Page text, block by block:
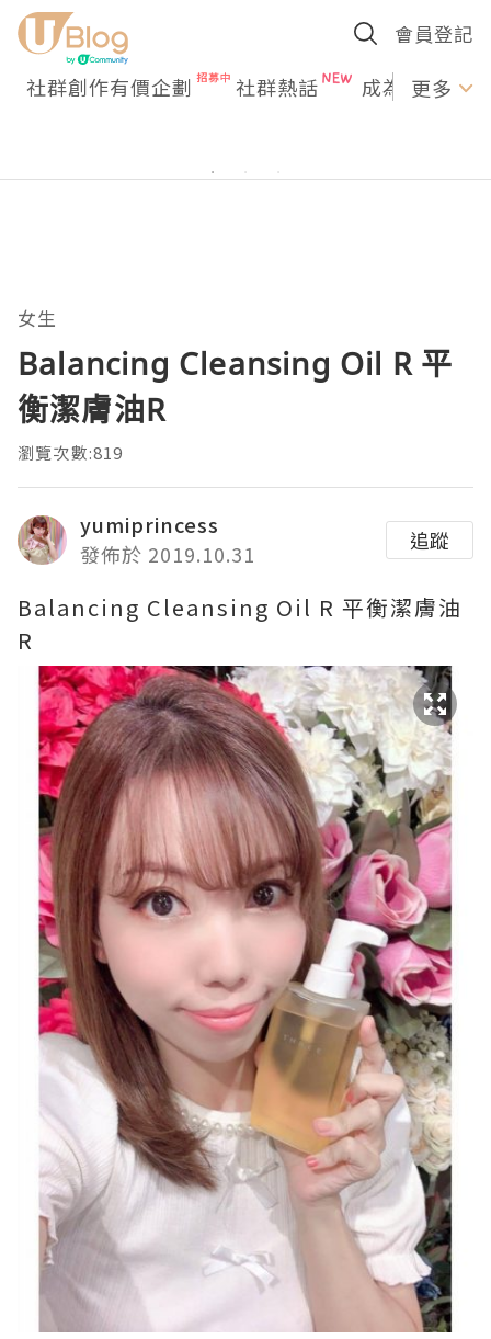
會員登記
社群創作有價企劃 社群熱話 成為U更多
女生
Balancing Cleansing Oil R 平
衡潔膚油R
瀏覽次數:819
yumiprincess
發佈於 2019.10.31
追蹤
Balancing Cleansing Oil R 平衡潔膚油
R